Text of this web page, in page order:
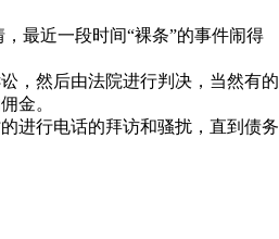
最近一段时间“裸条”的事件闹得
，然后由法院进行判决，当然有的
金。
进行电话的拜访和骚扰，直到债务